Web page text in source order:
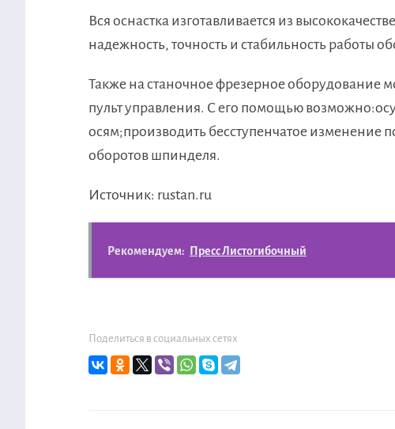
Вся оснастка изготавливается из
надежность, точность и стабильность работы
Также на станочное фрезерное оборудование
пульт управления. С его помощью
осям;производить бесступенчатое изменение
оборотов шпинделя.
Источник: rustan.ru
Рекомендуем: Пресс Листогибочный
Поделиться в социальных сетях